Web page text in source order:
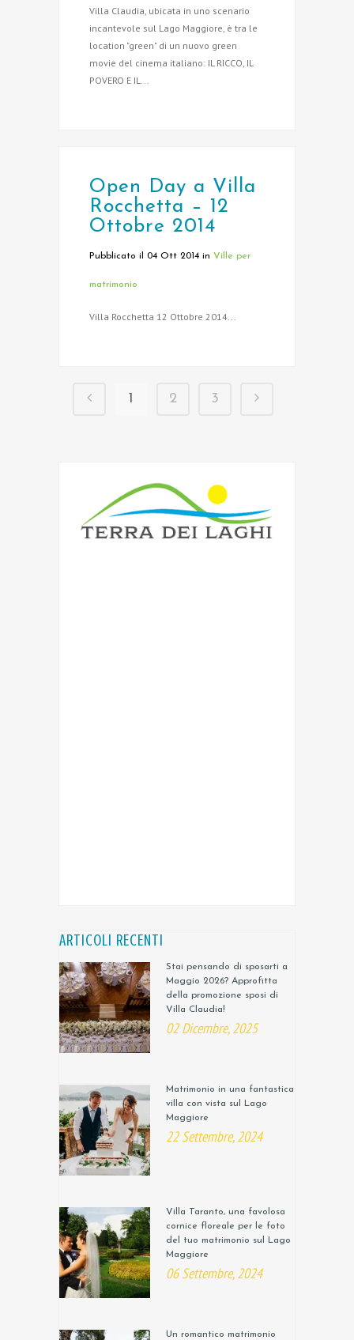
Villa Claudia, ubicata in uno scenario
incantevole sul Lago Maggiore, è tra le
location "green" di un nuovo green
movie del cinema italiano: IL RICCO, IL
POVERO E IL...
Open Day a Villa
Rocchetta – 12
Ottobre 2014
Pubblicato il 04 Ott 2014 in Ville per
matrimonio
Villa Rocchetta 12 Ottobre 2014...
1 2 3
ARTICOLI RECENTI
Stai pensando di sposarti a
Maggio 2026? Approfitta
della promozione sposi di
Villa Claudia!
02 Dicembre, 2025
Matrimonio in una fantastica
villa con vista sul Lago
Maggiore
22 Settembre, 2024
Villa Taranto, una favolosa
cornice floreale per le foto
del tuo matrimonio sul Lago
Maggiore
06 Settembre, 2024
Un romantico matrimonio